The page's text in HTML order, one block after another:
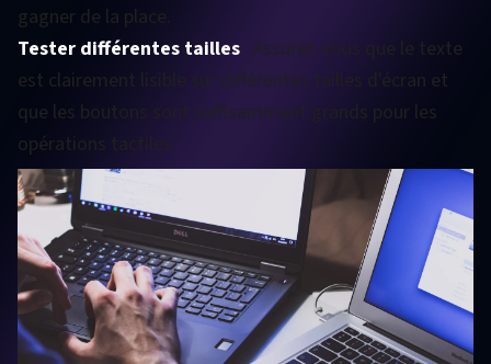
gagner de la place.
Tester différentes tailles : Assurez-vous que le texte
est clairement lisible sur différentes tailles d'écran et
que les boutons sont suffisamment grands pour les
opérations tactiles.